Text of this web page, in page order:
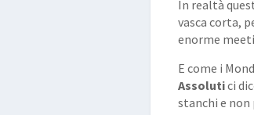
In realtà
vasca corta,
enorme
E come i
Assolutici
stanchi e